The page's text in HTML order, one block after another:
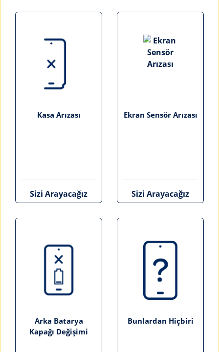
Kasa Arızası
Sizi Arayacağız
Ekran Sensör Arızası
Sizi Arayacağız
Arka Batarya
Kapağı Değişimi
Bunlardan Hiçbiri